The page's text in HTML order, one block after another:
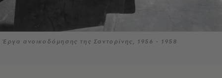
Έργα ανοικοδόμησης της Σαντορίνης, 1956 - 1958